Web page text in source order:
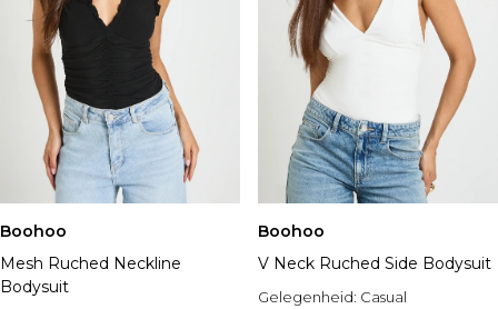
Boohoo
Mesh Ruched Neckline
Bodysuit
Boohoo
V Neck Ruched Side Bodysuit
Gelegenheid: Casual